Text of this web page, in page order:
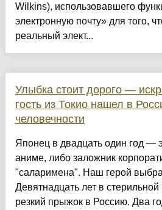
Wilkins), использовавшего
электронную почту» для того,
реальный элект...
Улыбка стоит дорого —
гость из Токио нашел в
человечности
Японец в двадцать один год —
аниме, либо заложник
"саларимена". Наш герой
Девятнадцать лет в
резкий прыжок в Россию. Два